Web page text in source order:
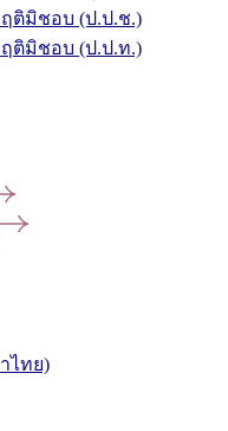
ติมิชอบ (ป.ป.ช.)
ติมิชอบ (ป.ป.ท.)
ไทย)